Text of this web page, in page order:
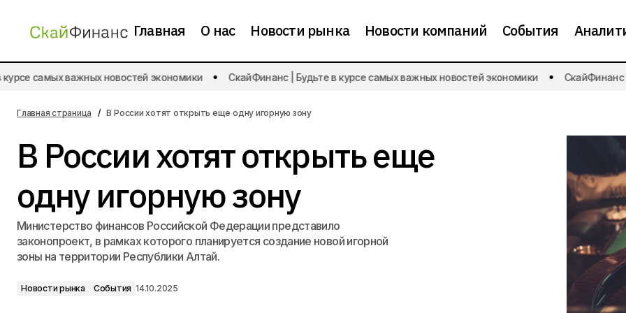
Главная О нас Новости рынка Новости компаний События
В Москве пройдет Innovation Week
Новости рынка События В России хотят открыть еще одну
самых важных новостей экономики СкайФинанс | Будьте в курсе самых важных новостей экономики СкайФинанс |
Главная страница В России хотят открыть еще одну игорную зону
В России хотят открыть еще
одну игорную зону
Министерство финансов Российской Федерации представило
законопроект, в рамках которого планируется создание новой игорной
зоны на территории Республики Алтай.
Новости рынка События 14.10.2025